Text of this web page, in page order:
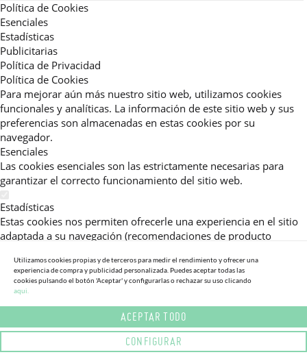
Política de Cookies
Esenciales
Estadísticas
Publicitarias
Política de Privacidad
Política de Cookies
Para mejorar aún más nuestro sitio web, utilizamos cookies
funcionales y analíticas. La información de este sitio web y sus
preferencias son almacenadas en estas cookies por su
navegador.
Esenciales
Las cookies esenciales son las estrictamente necesarias para
garantizar el correcto funcionamiento del sitio web.
Estadísticas
Estas cookies nos permiten ofrecerle una experiencia en el sitio
adaptada a su navegación (recomendaciones de producto
consultadas, etc).Al activar esta cookie, nos ayuda a mejorar aún
más su experiencia.
Publicitarias
Estas cookies permiten a nuestros socios publicitarios enviarle
mensajes específicos y personalizados.
Utilizamos cookies propias y de terceros para medir el rendimiento y ofrecer una
experiencia de compra y publicidad personalizada. Puedes aceptar todas las
cookies pulsando el botón 'Aceptar' y configurarlas o rechazar su uso clicando
aqui.
ACEPTAR TODO
CONFIGURAR